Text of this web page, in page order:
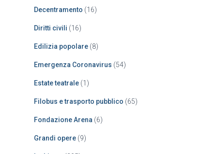
Decentramento (16)
Diritti civili (16)
Edilizia popolare (8)
Emergenza Coronavirus (54)
Estate teatrale (1)
Filobus e trasporto pubblico (65)
Fondazione Arena (6)
Grandi opere (9)